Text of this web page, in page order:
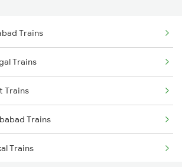
Trains
Trains
Trains
Trains
Trains
Trains